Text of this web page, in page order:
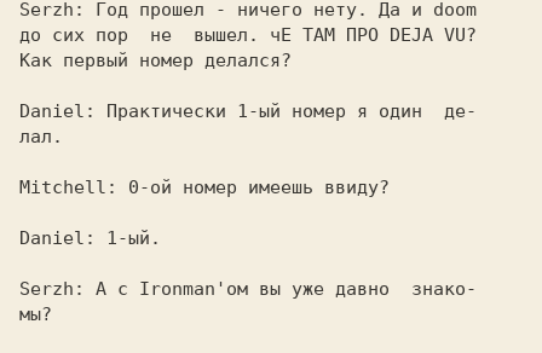
Serzh: Год прошел - ничего нету. Да и doom
до сих пор  не  вышел. чЕ ТАМ ПРО DEJA VU?
Как первый номер делался?
Daniel: Практически 1-ый номер я один  де-
лал.
Mitchell: 0-ой номер имеешь ввиду?
Daniel: 1-ый.
Serzh: А с Ironman' ом вы уже давно  знако-
мы?